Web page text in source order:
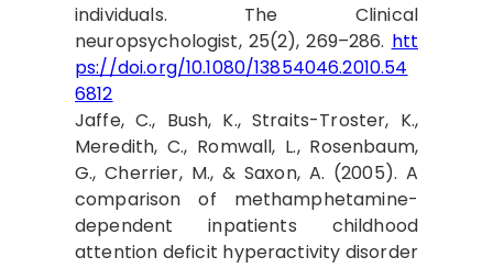
individuals. The Clinical
neuropsychologist, 25(2), 269–286. htt
ps://doi.org/10.1080/13854046.2010.54
6812
Jaffe, C., Bush, K., Straits-Troster, K.,
Meredith, C., Romwall, L., Rosenbaum,
G., Cherrier, M., & Saxon, A. (2005). A
comparison of methamphetamine-
dependent inpatients childhood
attention deficit hyperactivity disorder